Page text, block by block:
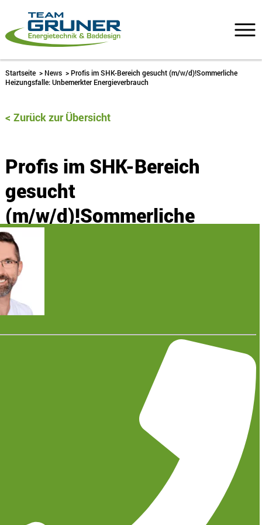
Startseite > News > Profis im SHK-Bereich gesucht (m/w/d)!Sommerliche
Heizungsfalle: Unbemerkter Energieverbrauch
Zurück zur Übersicht
Profis im SHK-Bereich
gesucht
(m/w/d)!Sommerliche
Heizungsfalle: Unbemerkter
Energieverbrauch
8. September 2023
Wir von Team Gruner sind spezialisiert auf
Energietechnik und Baddesign in Hiddenhausen und